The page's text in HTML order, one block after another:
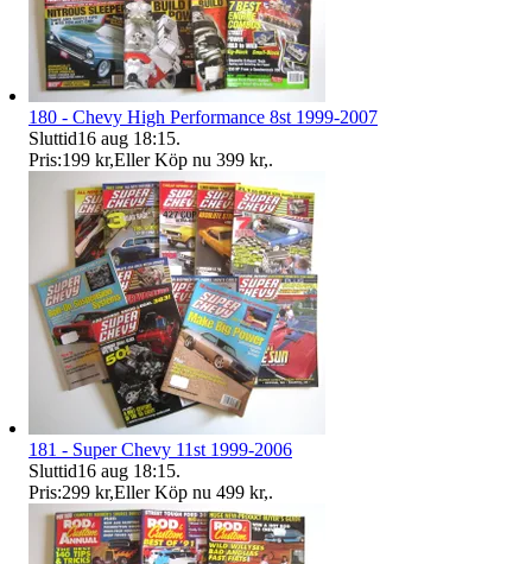
180 - Chevy High Performance 8st 1999-2007
Sluttid16 aug 18:15.
Pris:199 kr,Eller Köp nu 399 kr,.
181 - Super Chevy 11st 1999-2006
Sluttid16 aug 18:15.
Pris:299 kr,Eller Köp nu 499 kr,.